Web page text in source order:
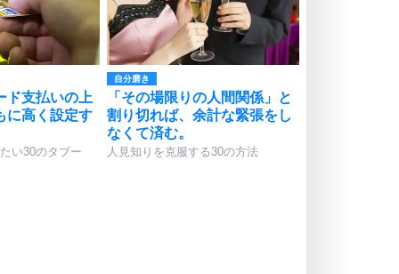
ド支払いの上
に高く設定す
い30のタブー
自分磨き
「その場限りの人間関係」と
割り切れば、余計な緊張をし
なくて済む。
人見知りを克服する30の方法